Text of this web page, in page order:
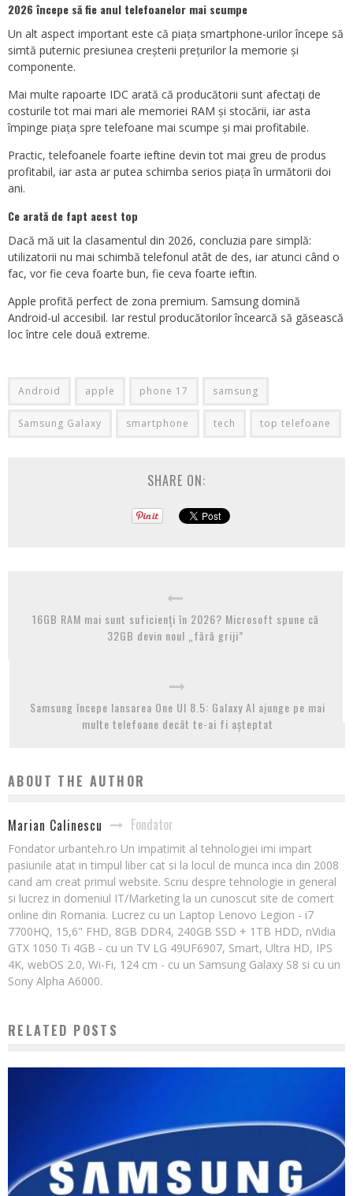
2026 începe să fie anul telefoanelor mai scumpe
Un alt aspect important este că piața smartphone-urilor începe să
simtă puternic presiunea creșterii prețurilor la memorie și
componente.
Mai multe rapoarte IDC arată că producătorii sunt afectați de
costurile tot mai mari ale memoriei RAM și stocării, iar asta
împinge piața spre telefoane mai scumpe și mai profitabile.
Practic, telefoanele foarte ieftine devin tot mai greu de produs
profitabil, iar asta ar putea schimba serios piața în următorii doi
ani.
Ce arată de fapt acest top
Dacă mă uit la clasamentul din 2026, concluzia pare simplă:
utilizatorii nu mai schimbă telefonul atât de des, iar atunci când o
fac, vor fie ceva foarte bun, fie ceva foarte ieftin.
Apple profită perfect de zona premium. Samsung domină
Android-ul accesibil. Iar restul producătorilor încearcă să găsească
loc între cele două extreme.
Android apple phone 17 samsung
Samsung Galaxy smartphone tech top telefoane
SHARE ON:
16GB RAM mai sunt suficienți în 2026? Microsoft spune că
32GB devin noul „fără griji”
Samsung începe lansarea One UI 8.5: Galaxy AI ajunge pe mai
multe telefoane decât te-ai fi așteptat
ABOUT THE AUTHOR
Marian Calinescu Fondator
Fondator urbanteh.ro Un impatimit al tehnologiei imi impart
pasiunile atat in timpul liber cat si la locul de munca inca din 2008
cand am creat primul website. Scriu despre tehnologie in general
si lucrez in domeniul IT/Marketing la un cunoscut site de comert
online din Romania. Lucrez cu un Laptop Lenovo Legion - i7
7700HQ, 15,6" FHD, 8GB DDR4, 240GB SSD + 1TB HDD, nVidia
GTX 1050 Ti 4GB - cu un TV LG 49UF6907, Smart, Ultra HD, IPS
4K, webOS 2.0, Wi-Fi, 124 cm - cu un Samsung Galaxy S8 si cu un
Sony Alpha A6000.
RELATED POSTS